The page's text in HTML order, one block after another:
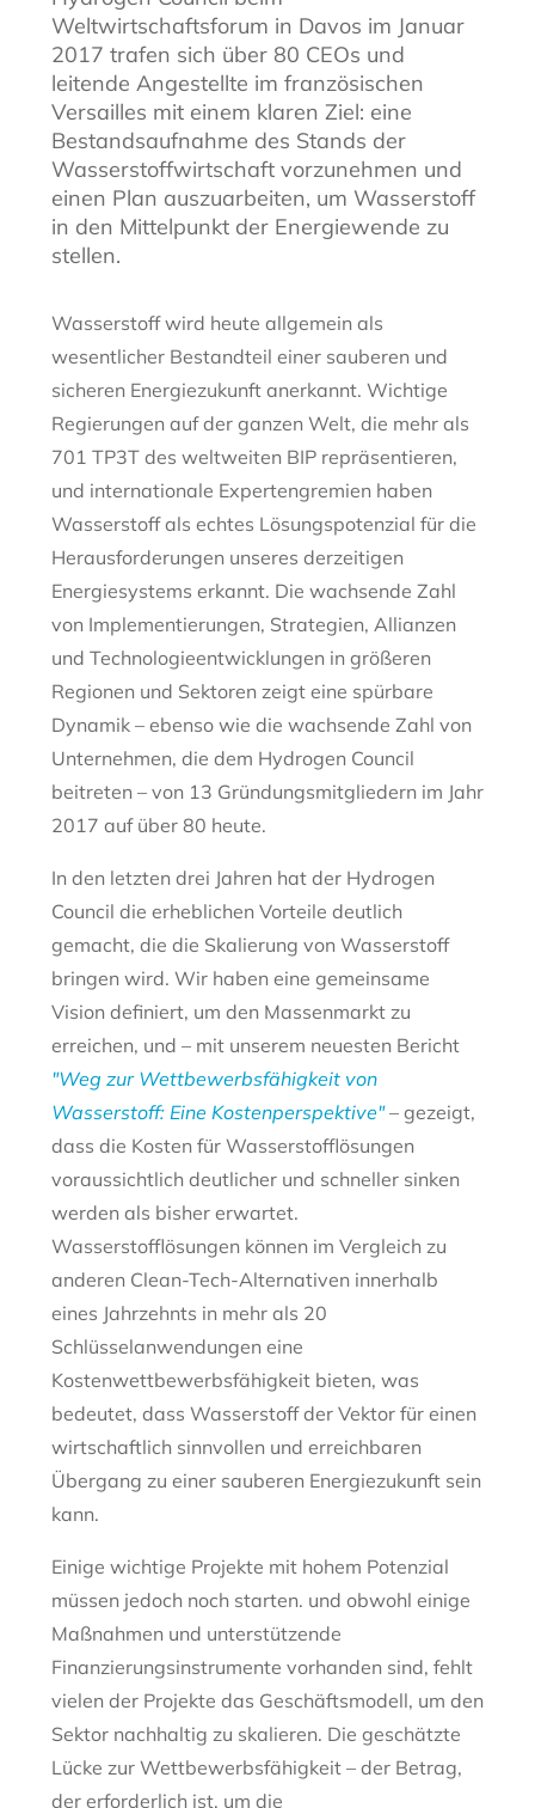
Weltwirtschaftsforum in Davos im Januar
2017 trafen sich über 80 CEOs und
leitende Angestellte im französischen
Versailles mit einem klaren Ziel: eine
Bestandsaufnahme des Stands der
Wasserstoffwirtschaft vorzunehmen und
einen Plan auszuarbeiten, um Wasserstoff
in den Mittelpunkt der Energiewende zu
stellen.
Wasserstoff wird heute allgemein als
wesentlicher Bestandteil einer sauberen und
sicheren Energiezukunft anerkannt. Wichtige
Regierungen auf der ganzen Welt, die mehr als
701 TP3T des weltweiten BIP repräsentieren,
und internationale Expertengremien haben
Wasserstoff als echtes Lösungspotenzial für die
Herausforderungen unseres derzeitigen
Energiesystems erkannt. Die wachsende Zahl
von Implementierungen, Strategien, Allianzen
und Technologieentwicklungen in größeren
Regionen und Sektoren zeigt eine spürbare
Dynamik – ebenso wie die wachsende Zahl von
Unternehmen, die dem Hydrogen Council
beitreten – von 13 Gründungsmitgliedern im Jahr
2017 auf über 80 heute.
In den letzten drei Jahren hat der Hydrogen
Council die erheblichen Vorteile deutlich
gemacht, die die Skalierung von Wasserstoff
bringen wird. Wir haben eine gemeinsame
Vision definiert, um den Massenmarkt zu
erreichen, und – mit unserem neuesten Bericht
"Weg zur Wettbewerbsfähigkeit von
Wasserstoff: Eine Kostenperspektive"– gezeigt,
dass die Kosten für Wasserstofflösungen
voraussichtlich deutlicher und schneller sinken
werden als bisher erwartet.
Wasserstofflösungen können im Vergleich zu
anderen Clean-Tech-Alternativen innerhalb
eines Jahrzehnts in mehr als 20
Schlüsselanwendungen eine
Kostenwettbewerbsfähigkeit bieten, was
bedeutet, dass Wasserstoff der Vektor für einen
wirtschaftlich sinnvollen und erreichbaren
Übergang zu einer sauberen Energiezukunft sein
kann.
Einige wichtige Projekte mit hohem Potenzial
müssen jedoch noch starten. und obwohl einige
Maßnahmen und unterstützende
Finanzierungsinstrumente vorhanden sind, fehlt
vielen der Projekte das Geschäftsmodell, um den
Sektor nachhaltig zu skalieren. Die geschätzte
Lücke zur Wettbewerbsfähigkeit – der Betrag,
der erforderlich ist, um die